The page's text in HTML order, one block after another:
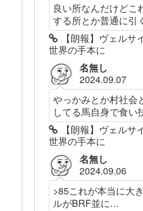
良い所なんだけどこ
する所とか普通に引
【朗報】ヴェルサ
世界の手本に
名無し
2024.09.07
やっかみとか村社会
してる馬自身で食い
【朗報】ヴェルサ
世界の手本に
名無し
2024.09.06
>85これが本当に大
ルがBRF並に...